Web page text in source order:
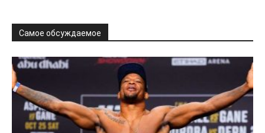
Самое обсуждаемое